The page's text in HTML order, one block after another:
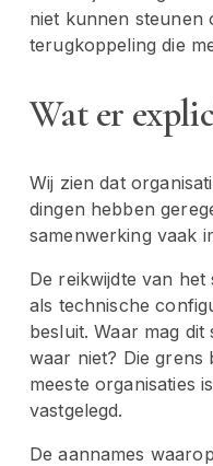
niet kunnen steunen
terugkoppeling die
Wat er
Wij zien dat
dingen hebben
samenwerking vaak
De reikwijdte van het
als technische
besluit. Waar mag
waar niet? Die grens
meeste organisaties
vastgelegd.
De aannames